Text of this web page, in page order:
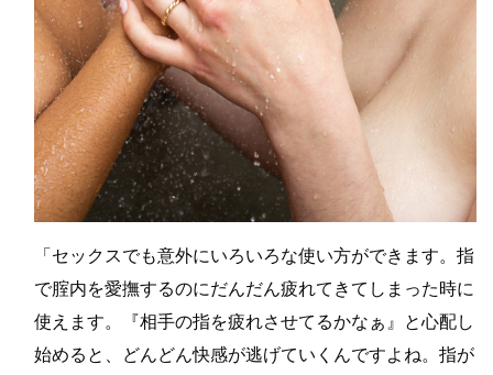
「セックスでも意外にいろいろな使い方ができます。指
で腟内を愛撫するのにだんだん疲れてきてしまった時に
使えます。『相手の指を疲れさせてるかなぁ』と心配し
始めると、どんどん快感が逃げていくんですよね。指が